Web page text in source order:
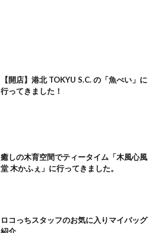
【開店】港北 TOKYU S.C. の「魚べい」に
行ってきました！
癒しの木育空間でティータイム「木風心風
堂 木かふぇ」に行ってきました。
ロコっちスタッフのお気に入りマイバッグ